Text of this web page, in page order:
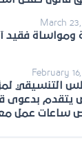
March
ومواساة فقيد
February
التنسيقي
يتقدم بدعوى
ساعات عمل